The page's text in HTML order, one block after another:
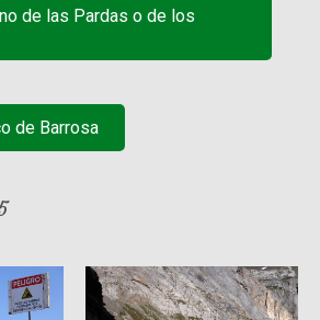
de las Pardas o de los
de Barrosa